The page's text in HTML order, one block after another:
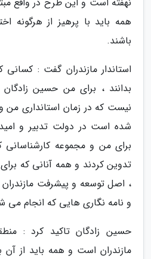
همه باید با پرهیز از هرگونه
باشند.
استاندار مازندران گفت : کسانی
بدانند ، برای من حسین
نیست که در زمان استانداری من
شده است در دولت تدبیر و
برای من و مجموعه کارشناسانی
تدوین کردند و همه آنانی که
، اصل توسعه و پیشرفت
و نامه نگاری هایی که انجام می
حسین زادگان تاکید کرد :
مازندران است و همه باید از آن